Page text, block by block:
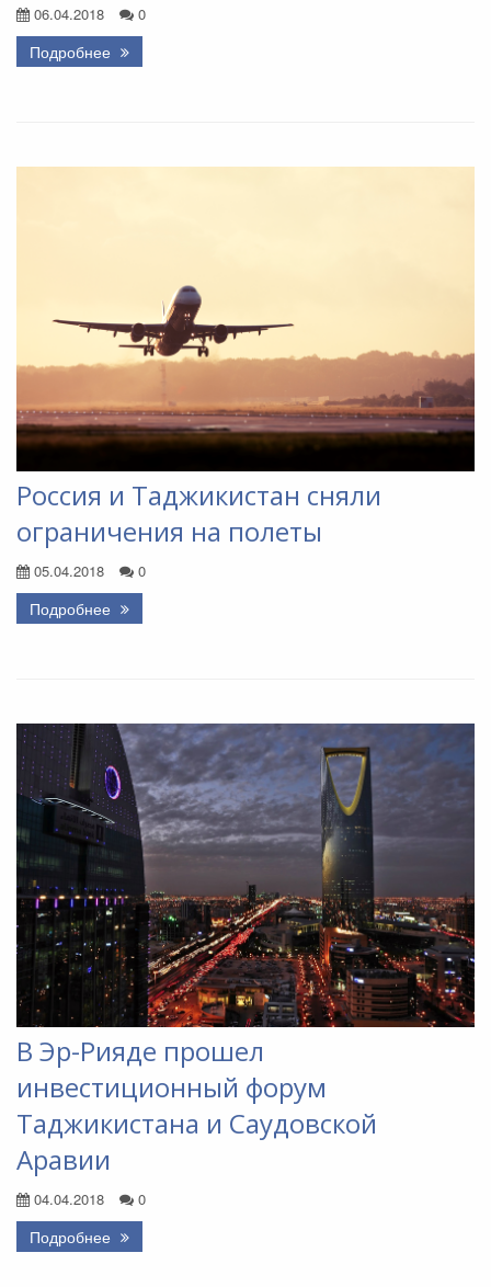
06.04.2018 0
Подробнее
Россия и Таджикистан сняли
ограничения на полеты
05.04.2018 0
Подробнее
В Эр-Рияде прошел
инвестиционный форум
Таджикистана и Саудовской
Аравии
04.04.2018 0
Подробнее